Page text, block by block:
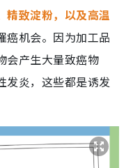
精致淀粉，以及高温
癌机会。因为加工品
会产生大量致癌物
发炎，这些都是诱发